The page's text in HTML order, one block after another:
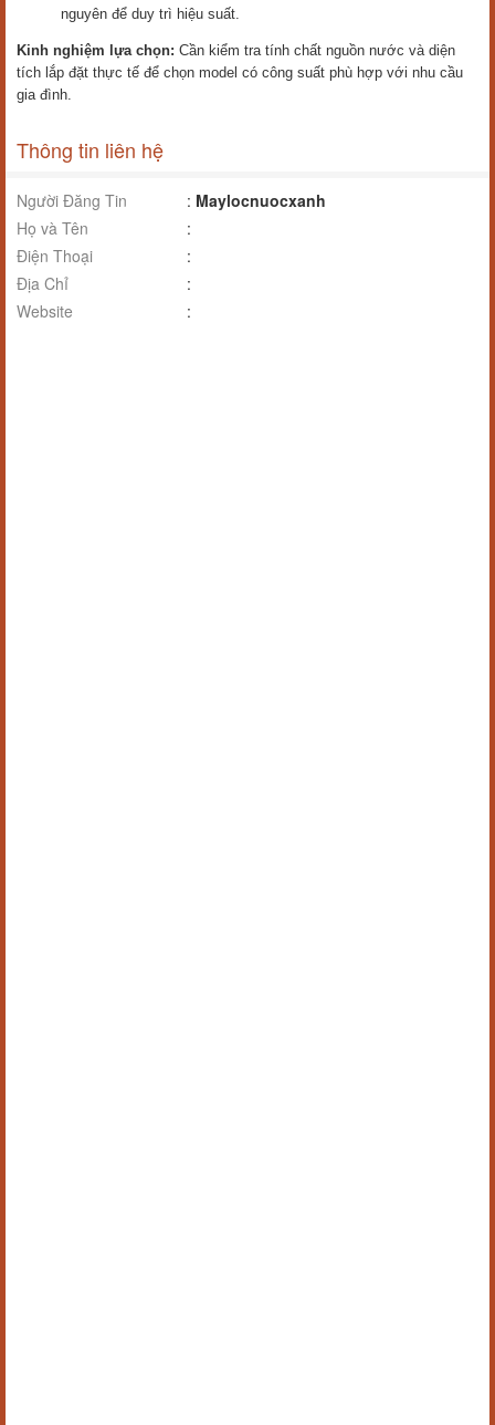
nguyên để duy trì hiệu suất.
Kinh nghiệm lựa chọn: Cần kiểm tra tính chất nguồn nước và diện
tích lắp đặt thực tế để chọn model có công suất phù hợp với nhu cầu
gia đình.
Thông tin liên hệ
Người Đăng Tin : Maylocnuocxanh
Họ và Tên
:
Điện Thoại
:
Địa Chỉ
:
Website
: